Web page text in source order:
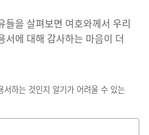
들을 살펴보면 여호와께서 우리
서에 대해 감사하는 마음이 더
하는 것인지 알기가 어려울 수 있는